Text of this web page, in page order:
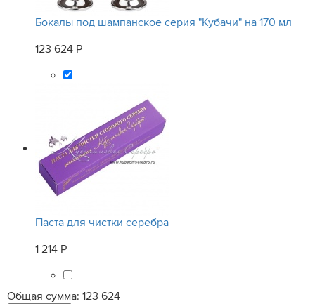
Бокалы под шампанское серия "Кубачи" на 170 мл
123 624 Р
Паста для чистки серебра
1 214 Р
Общая сумма: 123 624